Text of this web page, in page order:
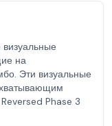
на
Эти визуальные
Phase 3